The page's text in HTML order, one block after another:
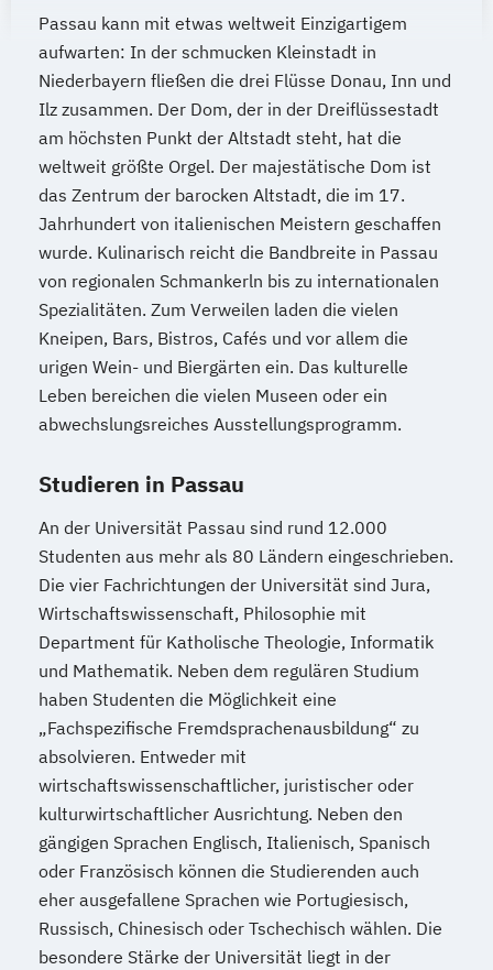
Passau kann mit etwas weltweit Einzigartigem
aufwarten: In der schmucken Kleinstadt in
Niederbayern fließen die drei Flüsse Donau, Inn und
Ilz zusammen. Der Dom, der in der Dreiflüssestadt
am höchsten Punkt der Altstadt steht, hat die
weltweit größte Orgel. Der majestätische Dom ist
das Zentrum der barocken Altstadt, die im 17.
Jahrhundert von italienischen Meistern geschaffen
wurde. Kulinarisch reicht die Bandbreite in Passau
von regionalen Schmankerln bis zu internationalen
Spezialitäten. Zum Verweilen laden die vielen
Kneipen, Bars, Bistros, Cafés und vor allem die
urigen Wein- und Biergärten ein. Das kulturelle
Leben bereichen die vielen Museen oder ein
abwechslungsreiches Ausstellungsprogramm.
Studieren in Passau
An der Universität Passau sind rund 12.000
Studenten aus mehr als 80 Ländern eingeschrieben.
Die vier Fachrichtungen der Universität sind Jura,
Wirtschaftswissenschaft, Philosophie mit
Department für Katholische Theologie, Informatik
und Mathematik. Neben dem regulären Studium
haben Studenten die Möglichkeit eine
„Fachspezifische Fremdsprachenausbildung“ zu
absolvieren. Entweder mit
wirtschaftswissenschaftlicher, juristischer oder
kulturwirtschaftlicher Ausrichtung. Neben den
gängigen Sprachen Englisch, Italienisch, Spanisch
oder Französisch können die Studierenden auch
eher ausgefallene Sprachen wie Portugiesisch,
Russisch, Chinesisch oder Tschechisch wählen. Die
besondere Stärke der Universität liegt in der